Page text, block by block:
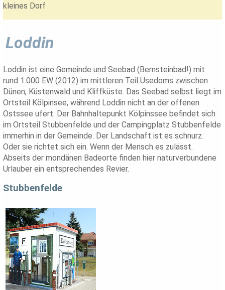
kleines Dorf
Loddin
Loddin ist eine Gemeinde und Seebad (Bernsteinbad!) mit
rund 1.000 EW (2012) im mittleren Teil Usedoms zwischen
Dünen, Küstenwald und Kliffküste. Das Seebad selbst liegt im
Ortsteil Kölpinsee, während Loddin nicht an der offenen
Ostssee ufert. Der Bahnhaltepunkt Kölpinssee befindet sich
im Ortsteil Stubbenfelde und der Campingplatz Stubbenfelde
immerhin in der Gemeinde. Der Landschaft ist es schnurz.
Oder sie richtet sich ein. Wenn der Mensch es zulässt.
Abseits der mondänen Badeorte finden hier naturverbundene
Urlauber ein entsprechendes Revier.
Stubbenfelde